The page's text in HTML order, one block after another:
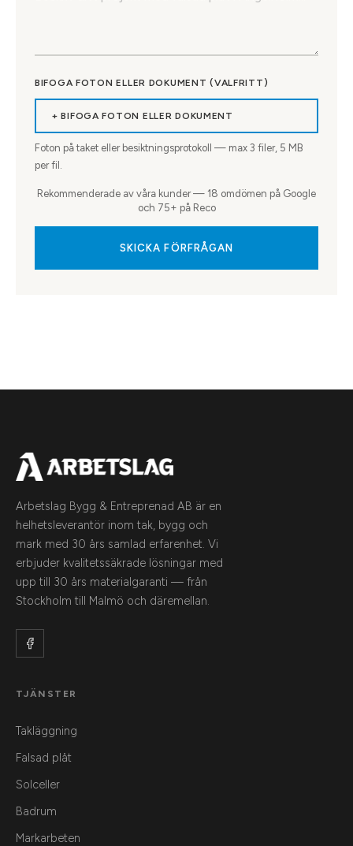
BIFOGA FOTON ELLER DOKUMENT (VALFRITT)
+ BIFOGA FOTON ELLER DOKUMENT
Foton på taket eller besiktningsprotokoll — max 3 filer, 5 MB
per fil.
Rekommenderade av våra kunder — 18 omdömen på Google
och 75+ på Reco
SKICKA FÖRFRÅGAN
Arbetslag Bygg & Entreprenad AB är en
helhetsleverantör inom tak, bygg och
mark med 30 års samlad erfarenhet. Vi
erbjuder kvalitetssäkrade lösningar med
upp till 30 års materialgaranti — från
Stockholm till Malmö och däremellan.
TJÄNSTER
Takläggning
Falsad plåt
Solceller
Badrum
Markarbeten